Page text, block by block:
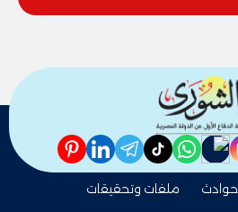
nabd
whatsapp
tiktok
telegram
linkedin
pinterest
حوادث
ملفات وتحقيقات